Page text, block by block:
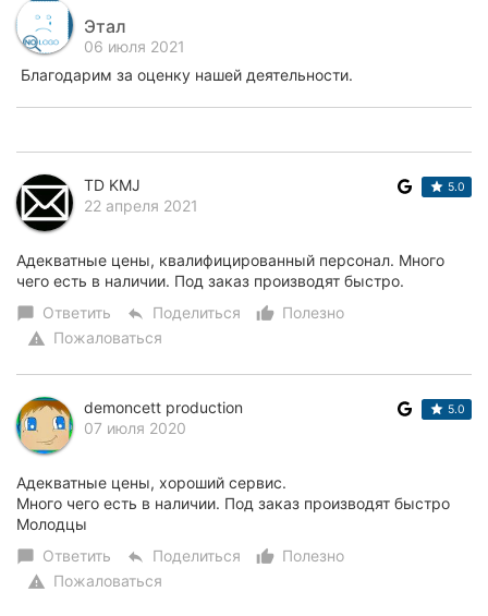
Этал
06 июля 2021
Благодарим за оценку нашей деятельности.
TD KMJ
22 апреля 2021
5.0
Адекватные цены, квалифицированный персонал. Много
чего есть в наличии. Под заказ производят быстро.
chat_bubble Ответить reply Поделиться thumb_up_alt
Полезно
warning Пожаловаться
demoncett production
07 июля 2020
5.0
Адекватные цены, хороший сервис.
Много чего есть в наличии. Под заказ производят быстро
Молодцы
chat_bubble Ответить reply Поделиться thumb_up_alt
Полезно
warning Пожаловаться